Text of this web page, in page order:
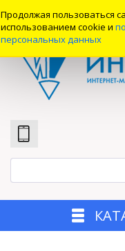
Продолжая пользоваться
использованием cookie и
персональных данных
Вход